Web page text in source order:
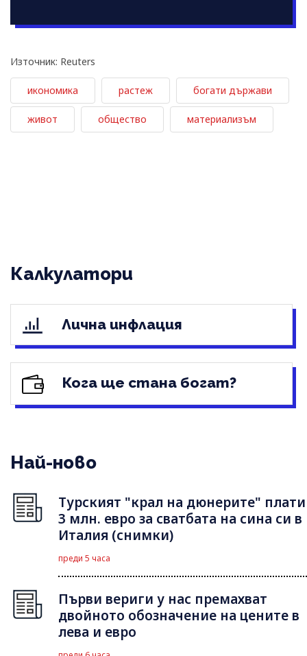
Източник: Reuters
икономика растеж богати държави
живот общество материализъм
Калкулатори
Лична инфлация
Кога ще стана богат?
Най-ново
Турският "крал на дюнерите" плати
3 млн. евро за сватбата на сина си в
Италия (снимки)
преди 5 часа
Първи вериги у нас премахват
двойното обозначение на цените в
лева и евро